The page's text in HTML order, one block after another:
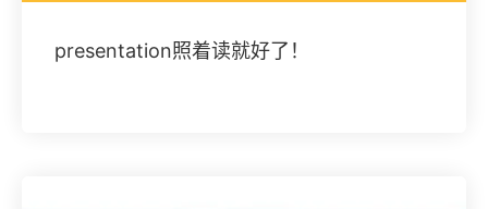
presentation照着读就好了！